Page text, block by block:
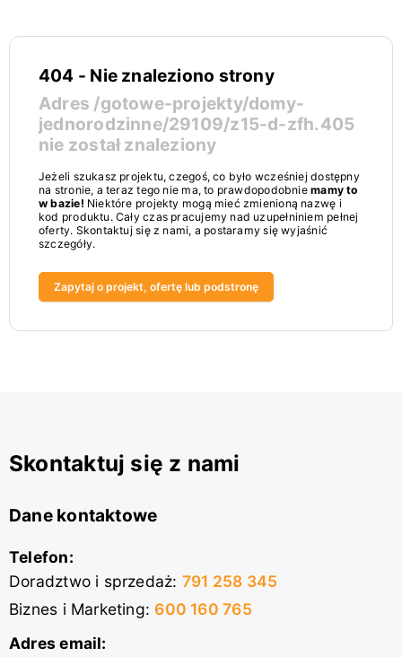
404 - Nie znaleziono strony
Adres /gotowe-projekty/domy-
jednorodzinne/29109/z15-d-zfh.405
nie został znaleziony
Jeżeli szukasz projektu, czegoś, co było wcześniej dostępny
na stronie, a teraz tego nie ma, to prawdopodobniemamy to
w bazie! Niektóre projekty mogą mieć zmienioną nazwę i
kod produktu. Cały czas pracujemy nad uzupełniniem pełnej
oferty. Skontaktuj się z nami, a postaramy się wyjaśnić
szczegóły.
Zapytaj o projekt, ofertę lub podstronę
Skontaktuj się z nami
Dane kontaktowe
Telefon:
Doradztwo i sprzedaż: 791 258 345
Biznes i Marketing: 600 160 765
Adres email: